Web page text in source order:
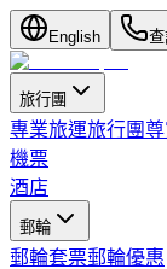
English
旅行團
專業旅運旅行團
機票
酒店
郵輪
郵輪套票郵輪優惠